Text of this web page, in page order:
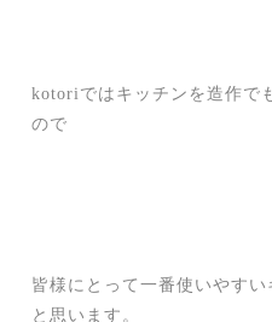
kotoriではキッチンを造作で
ので
皆様にとって一番使いやす
と思います。